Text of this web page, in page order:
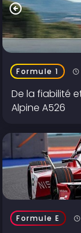
Formule 1
De la fiabilité
Alpine A526
Formule E